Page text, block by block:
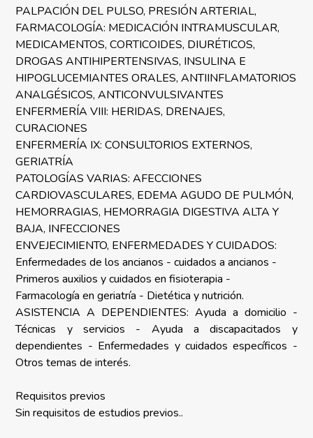
PALPACIÓN DEL PULSO, PRESIÓN ARTERIAL,
FARMACOLOGÍA: MEDICACIÓN INTRAMUSCULAR,
MEDICAMENTOS, CORTICOIDES, DIURÉTICOS,
DROGAS ANTIHIPERTENSIVAS, INSULINA E
HIPOGLUCEMIANTES ORALES, ANTIINFLAMATORIOS
ANALGÉSICOS, ANTICONVULSIVANTES
ENFERMERÍA VIII: HERIDAS, DRENAJES,
CURACIONES
ENFERMERÍA IX: CONSULTORIOS EXTERNOS,
GERIATRÍA
PATOLOGÍAS VARIAS: AFECCIONES
CARDIOVASCULARES, EDEMA AGUDO DE PULMÓN,
HEMORRAGIAS, HEMORRAGIA DIGESTIVA ALTA Y
BAJA, INFECCIONES
ENVEJECIMIENTO, ENFERMEDADES Y CUIDADOS:
Enfermedades de los ancianos - cuidados a ancianos -
Primeros auxilios y cuidados en fisioterapia -
Farmacología en geriatría - Dietética y nutrición.
ASISTENCIA A DEPENDIENTES: Ayuda a domicilio -
Técnicas y servicios - Ayuda a discapacitados y
dependientes - Enfermedades y cuidados específicos -
Otros temas de interés.
Requisitos previos
Sin requisitos de estudios previos..